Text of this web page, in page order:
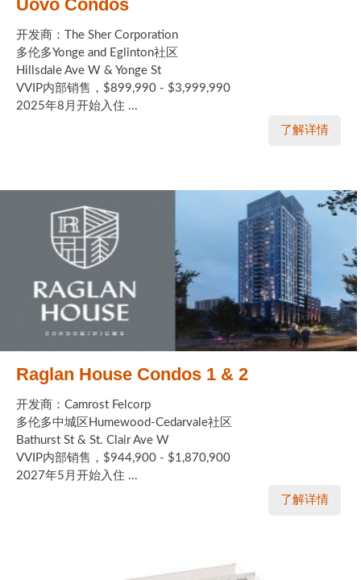
Uovo Condos
开发商：The Sher Corporation
多伦多Yonge and Eglinton社区
Hillsdale Ave W & Yonge St
VVIP内部销售，$899,990 - $3,999,990
2025年8月开始入住 ...
了解详情
Raglan House Condos 1 & 2
开发商：Camrost Felcorp
多伦多中城区Humewood-Cedarvale社区
Bathurst St & St. Clair Ave W
VVIP内部销售，$944,900 - $1,870,900
2027年5月开始入住 ...
了解详情